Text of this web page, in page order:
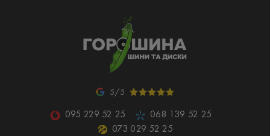
5/5
095 229 52 25
068 139 52 25
073 029 52 25